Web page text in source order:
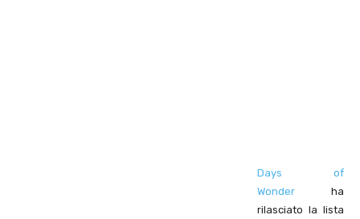
Days of
Wonder ha
rilasciato la lista